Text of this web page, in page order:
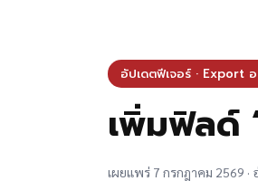
อัปเดตฟีเจอร์ · Export
เพิ่มฟิลด์
เผยแพร่ 7 กรกฎาคม 2569 ·